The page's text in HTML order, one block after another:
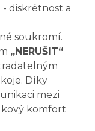
- diskrétnost a
soukromí.
„NERUŠIT“
Díky
mezi
komfort